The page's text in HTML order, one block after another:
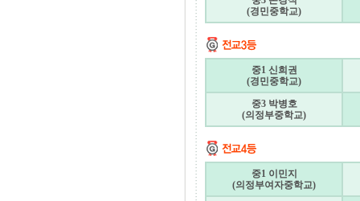
(경민중학교)
중1 신희권
(경민중학교)
중3 박병호
(의정부중학교)
중1 이민지
(의정부여자중학교)